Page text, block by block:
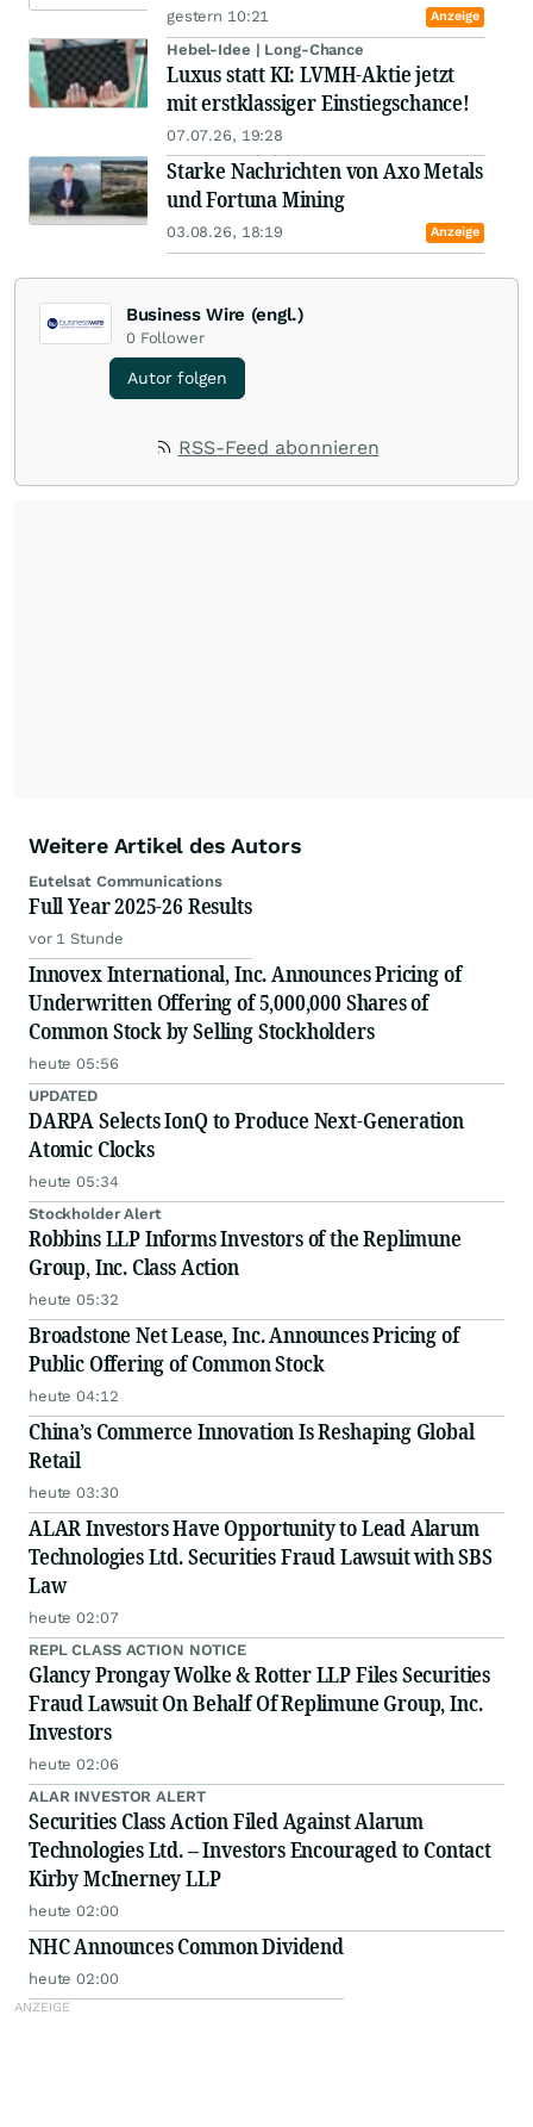
gestern 10:21 Anzeige
Hebel-Idee | Long-Chance
Luxus statt KI: LVMH-Aktie jetzt
mit erstklassiger Einstiegschance!
07.07.26, 19:28
Starke Nachrichten von Axo Metals
und Fortuna Mining
03.08.26, 18:19 Anzeige
Business Wire (engl.)
0 Follower
Autor folgen
RSS-Feed abonnieren
Weitere Artikel des Autors
Eutelsat Communications
Full Year 2025-26 Results
vor 1 Stunde
Innovex International, Inc. Announces Pricing of
Underwritten Offering of 5,000,000 Shares of
Common Stock by Selling Stockholders
heute 05:56
UPDATED
DARPA Selects IonQ to Produce Next-Generation
Atomic Clocks
heute 05:34
Stockholder Alert
Robbins LLP Informs Investors of the Replimune
Group, Inc. Class Action
heute 05:32
Broadstone Net Lease, Inc. Announces Pricing of
Public Offering of Common Stock
heute 04:12
China’s Commerce Innovation Is Reshaping Global
Retail
heute 03:30
ALAR Investors Have Opportunity to Lead Alarum
Technologies Ltd. Securities Fraud Lawsuit with SBS
Law
heute 02:07
REPL CLASS ACTION NOTICE
Glancy Prongay Wolke & Rotter LLP Files Securities
Fraud Lawsuit On Behalf Of Replimune Group, Inc.
Investors
heute 02:06
ALAR INVESTOR ALERT
Securities Class Action Filed Against Alarum
Technologies Ltd. – Investors Encouraged to Contact
Kirby McInerney LLP
heute 02:00
NHC Announces Common Dividend
heute 02:00